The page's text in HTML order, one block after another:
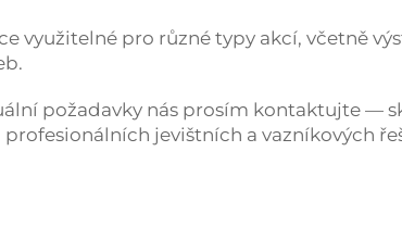
využitelné pro různé typy akcí, včetně
požadavky nás prosím kontaktujte —
jevištních a vazníkových